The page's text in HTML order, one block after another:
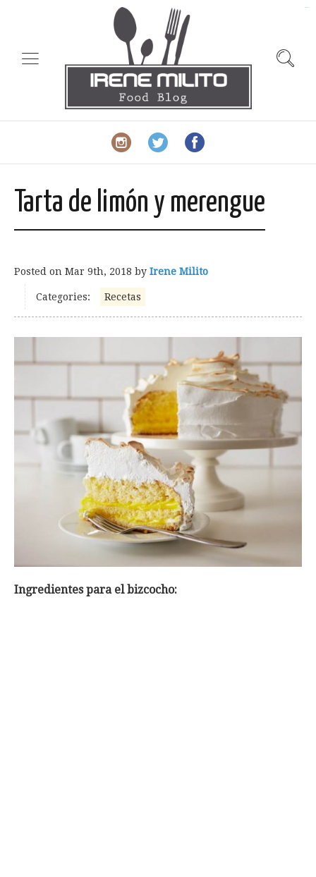
Tarta de limón y merengue
Posted on Mar 9th, 2018 by Irene Milito
Categories: Recetas
Ingredientes para el bizcocho: